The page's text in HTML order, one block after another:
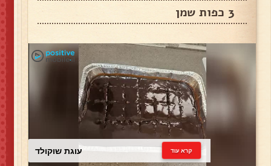
3 כפות שמן
עוגת שוקולד קרא עוד